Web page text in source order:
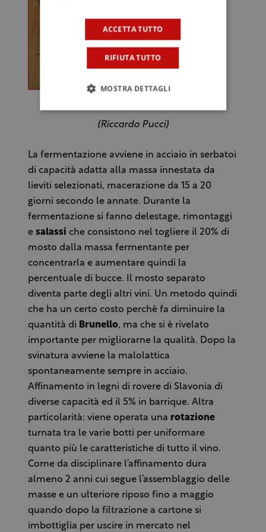
(Riccardo Pucci)
La fermentazione avviene in acciaio in serbatoi
di capacità adatta alla massa innestata da
lieviti selezionati, macerazione da 15 a 20
giorni secondo le annate. Durante la
fermentazione si fanno delestage, rimontaggi
e salassi che consistono nel togliere il 20% di
mosto dalla massa fermentante per
concentrarla e aumentare quindi la
percentuale di bucce. Il mosto separato
diventa parte degli altri vini. Un metodo quindi
che ha un certo costo perchè fa diminuire la
quantità di Brunello, ma che si è rivelato
importante per migliorarne la qualità. Dopo la
svinatura avviene la malolattica
spontaneamente sempre in acciaio.
Affinamento in legni di rovere di Slavonia di
diverse capacità ed il 5% in barrique. Altra
particolarità: viene operata una rotazione
turnata tra le varie botti per uniformare
quanto più le caratteristiche di tutto il vino.
Come da disciplinare l’affinamento dura
almeno 2 anni cui segue l’assemblaggio delle
masse e un ulteriore riposo fino a maggio
quando dopo la filtrazione a cartone si
imbottiglia per uscire in mercato nel
ACCETTA TUTTO
RIFIUTA TUTTO
MOSTRA DETTAGLI